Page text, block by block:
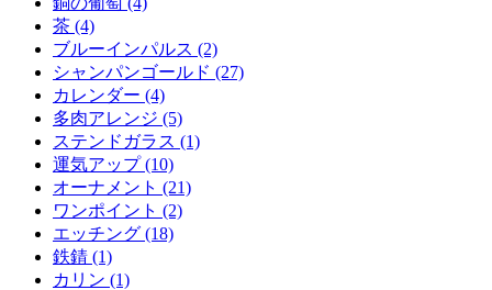
茶 (4)
ブルーインパルス (2)
シャンパンゴールド (27)
カレンダー (4)
多肉アレンジ (5)
ステンドガラス (1)
運気アップ (10)
オーナメント (21)
ワンポイント (2)
エッチング (18)
鉄錆 (1)
カリン (1)